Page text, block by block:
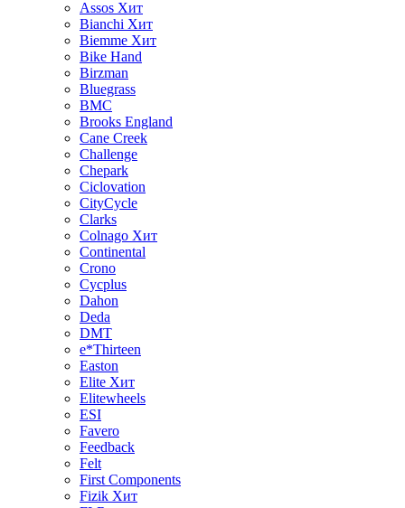
Assos Хит
Bianchi Хит
Biemme Хит
Bike Hand
Birzman
Bluegrass
BMC
Brooks England
Cane Creek
Challenge
Chepark
Ciclovation
CityCycle
Clarks
Colnago Хит
Continental
Crono
Cycplus
Dahon
Deda
DMT
e*Thirteen
Easton
Elite Хит
Elitewheels
ESI
Favero
Feedback
Felt
First Components
Fizik Хит